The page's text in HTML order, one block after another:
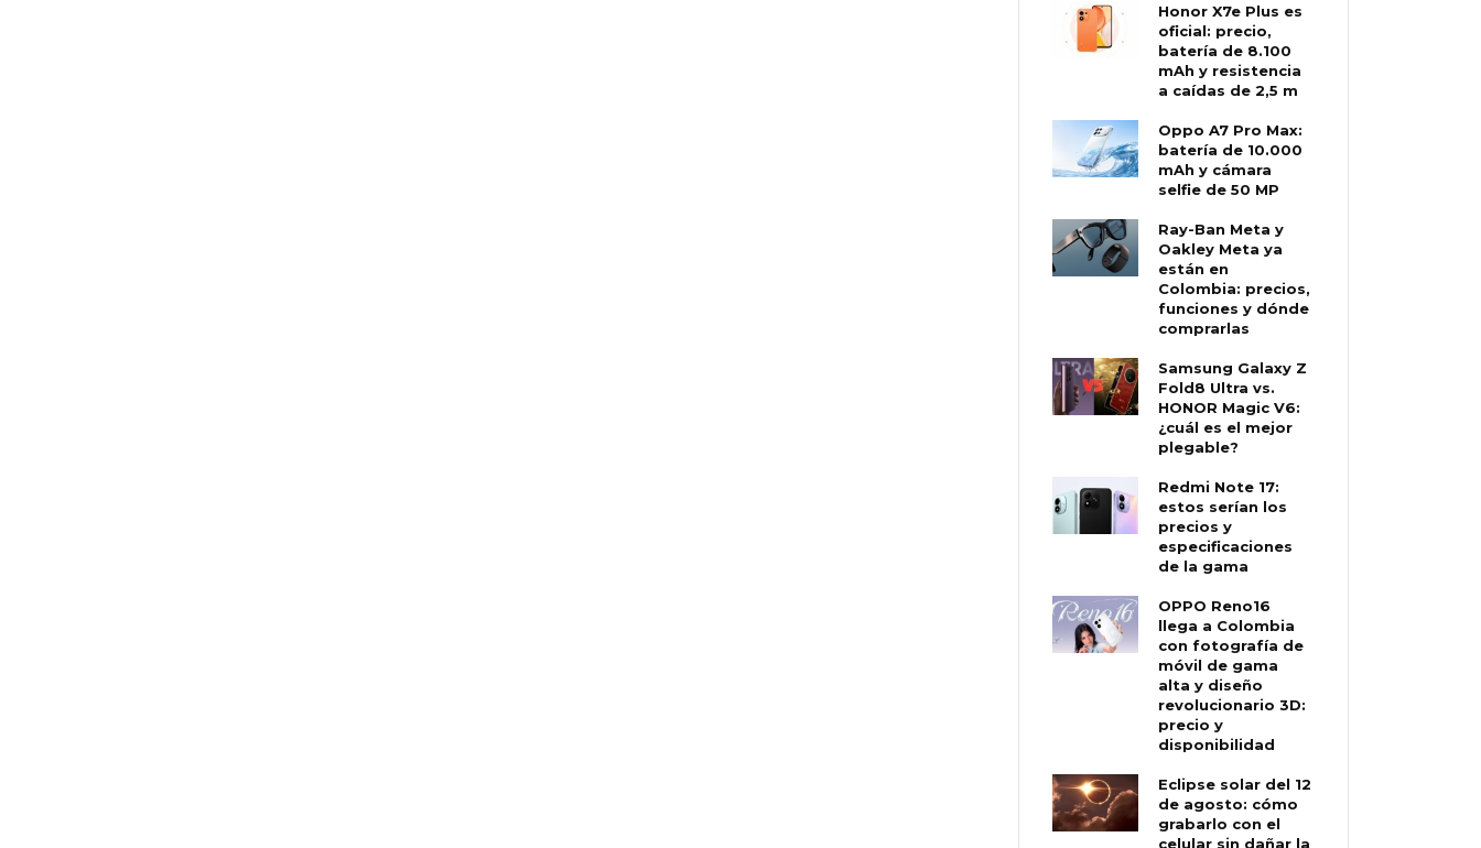
Honor X7e Plus es
oficial: precio,
batería de 8.100
mAh y resistencia
a caídas de 2,5 m
Oppo A7 Pro Max:
batería de 10.000
mAh y cámara
selfie de 50 MP
Ray-Ban Meta y
Oakley Meta ya
están en
Colombia: precios,
funciones y dónde
comprarlas
Samsung Galaxy Z
Fold8 Ultra vs.
HONOR Magic V6:
¿cuál es el mejor
plegable?
Redmi Note 17:
estos serían los
precios y
especificaciones
de la gama
OPPO Reno16
llega a Colombia
con fotografía de
móvil de gama
alta y diseño
revolucionario 3D:
precio y
disponibilidad
Eclipse solar del 12
de agosto: cómo
grabarlo con el
celular sin dañar la